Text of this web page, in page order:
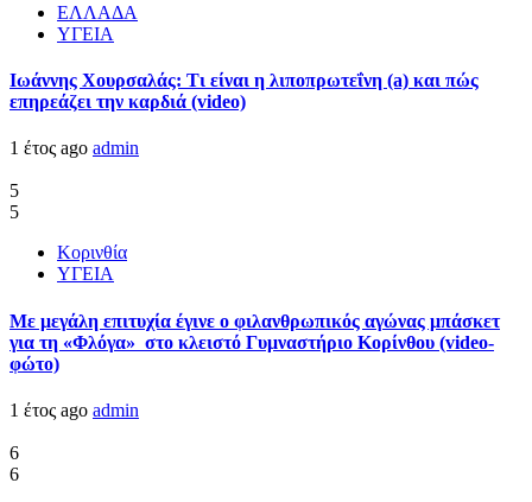
ΕΛΛΑΔΑ
ΥΓΕΙΑ
Ιωάννης Χουρσαλάς: Τι είναι η λιποπρωτεΐνη (a) και πώς
επηρεάζει την καρδιά (video)
1 έτος ago admin
5
5
Κορινθία
ΥΓΕΙΑ
Με μεγάλη επιτυχία έγινε ο φιλανθρωπικός αγώνας μπάσκετ
για τη «Φλόγα» στο κλειστό Γυμναστήριο Κορίνθου (video-
φώτο)
1 έτος ago admin
6
6